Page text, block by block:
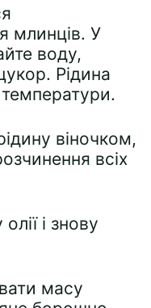
млинців. У
воду,
Рідина
віночком,
всіх
і знову
масу